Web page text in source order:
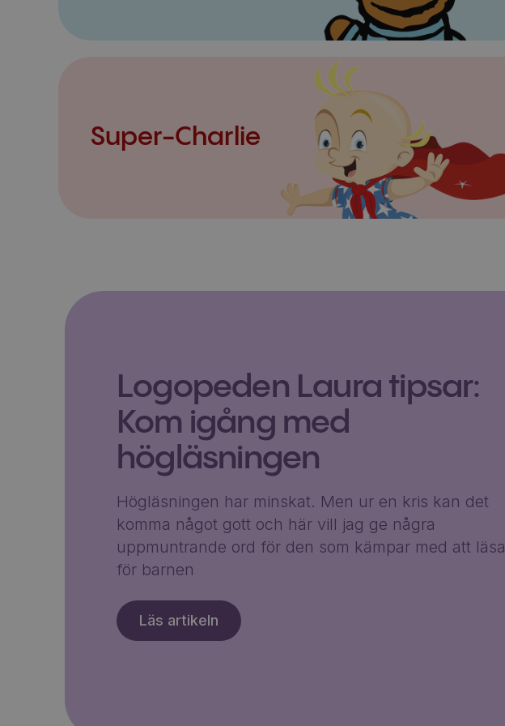
Super-Charlie
Logopeden Laura tipsar:
Kom igång med
högläsningen
Högläsningen har minskat. Men ur en kris kan det
komma något gott och här vill jag ge några
uppmuntrande ord för den som kämpar med att läsa
för barnen
Läs artikeln